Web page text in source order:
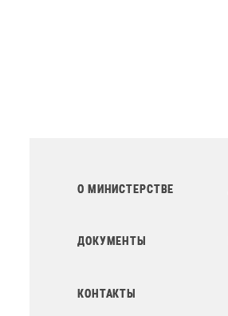
О МИНИСТЕРСТВЕ
ДОКУМЕНТЫ
КОНТАКТЫ